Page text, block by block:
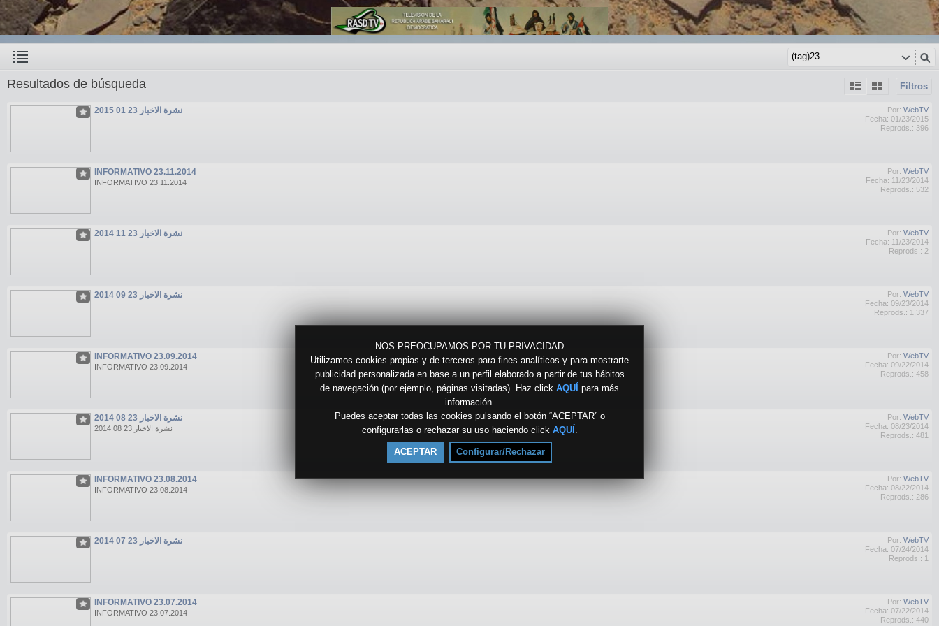
NOS PREOCUPAMOS POR TU PRIVACIDAD
Utilizamos cookies propias y de terceros para fines analíticos y para mostrarte
publicidad personalizada en base a un perfil elaborado a partir de tus hábitos
de navegación (por ejemplo, páginas visitadas). Haz click AQUÍ para más
información.
Puedes aceptar todas las cookies pulsando el botón “ACEPTAR” o
configurarlas o rechazar su uso haciendo click AQUÍ .
ACEPTAR Configurar/Rechazar
Filtros
Resultados de búsqueda
Por: WebTV
Fecha: 01/23/2015
Reprods.: 396
نشرة الاخبار 23 01 2015
Por: WebTV
Fecha: 11/23/2014
Reprods.: 532
INFORMATIVO 23.11.2014
INFORMATIVO 23.11.2014
Por: WebTV
Fecha: 11/23/2014
Reprods.: 2
نشرة الاخبار 23 11 2014
Por: WebTV
Fecha: 09/23/2014
Reprods.: 1,337
نشرة الاخبار 23 09 2014
Por: WebTV
Fecha: 09/22/2014
Reprods.: 458
INFORMATIVO 23.09.2014
INFORMATIVO 23.09.2014
Por: WebTV
Fecha: 08/23/2014
Reprods.: 481
نشرة الاخبار 23 08 2014
نشرة الاخبار 23 08 2014
Por: WebTV
Fecha: 08/22/2014
Reprods.: 286
INFORMATIVO 23.08.2014
INFORMATIVO 23.08.2014
Por: WebTV
Fecha: 07/24/2014
Reprods.: 1
نشرة الاخبار 23 07 2014
Por: WebTV
Fecha: 07/22/2014
Reprods.: 440
INFORMATIVO 23.07.2014
INFORMATIVO 23.07.2014